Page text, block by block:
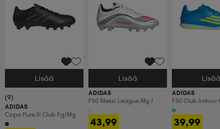
Valitse Koko
Lisää
(9)
ADIDAS
Copa Pure Iii Club Fg/mg
Valitse Koko
Lisää
ADIDAS
F50 Messi League Mg J
43,99
Valitse Koko
ADIDAS
F50 Club Indoor
39,99